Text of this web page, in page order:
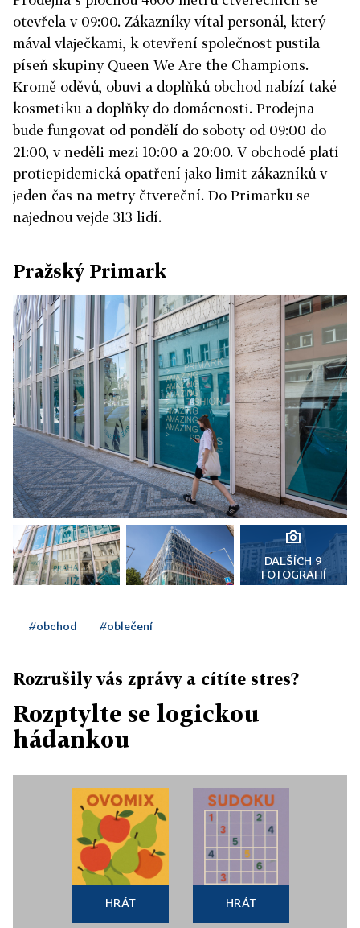
otevřela v 09:00. Zákazníky vítal personál, který
mával vlaječkami, k otevření společnost pustila
píseň skupiny Queen We Are the Champions.
Kromě oděvů, obuvi a doplňků obchod nabízí také
kosmetiku a doplňky do domácnosti. Prodejna
bude fungovat od pondělí do soboty od 09:00 do
21:00, v neděli mezi 10:00 a 20:00. V obchodě platí
protiepidemická opatření jako limit zákazníků v
jeden čas na metry čtvereční. Do Primarku se
najednou vejde 313 lidí.
Pražský Primark
DALŠÍCH 9
FOTOGRAFIÍ
#obchod #oblečení
Rozrušily vás zprávy a cítíte stres?
Rozptylte se logickou
hádankou
HRÁT HRÁT